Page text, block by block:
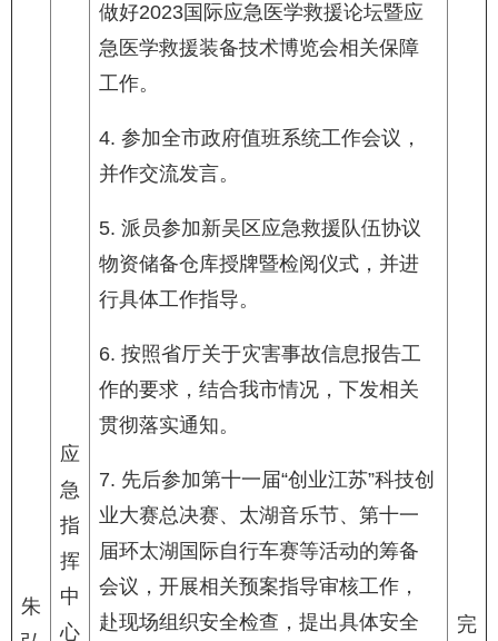
朱
应
急
指
挥
中
心
做好2023国际应急医学救援论坛暨应
急医学救援装备技术博览会相关保障
工作。
4. 参加全市政府值班系统工作会议，
并作交流发言。
5. 派员参加新吴区应急救援队伍协议
物资储备仓库授牌暨检阅仪式，并进
行具体工作指导。
6. 按照省厅关于灾害事故信息报告工
作的要求，结合我市情况，下发相关
贯彻落实通知。
7. 先后参加第十一届“创业江苏”科技创
业大赛总决赛、太湖音乐节、第十一
届环太湖国际自行车赛等活动的筹备
会议，开展相关预案指导审核工作，
赴现场组织安全检查，提出具体安全
完